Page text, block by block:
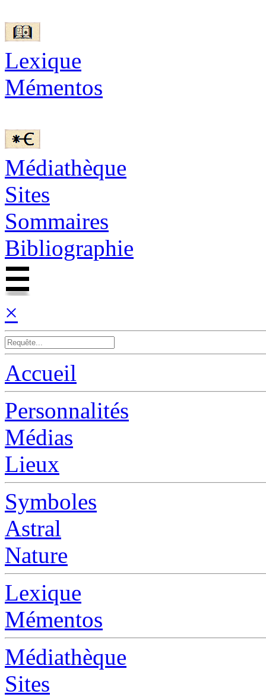
Lexique
Mémentos
Médiathèque
Sites
Sommaires
Bibliographie
×
Accueil
Personnalités
Médias
Lieux
Symboles
Astral
Nature
Lexique
Mémentos
Médiathèque
Sites